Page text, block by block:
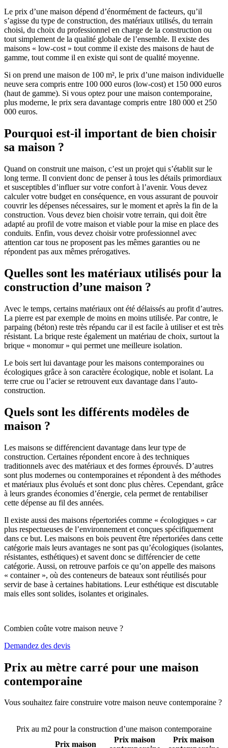
Le prix d’une maison dépend d’énormément de facteurs, qu’il
s’agisse du type de construction, des matériaux utilisés, du terrain
choisi, du choix du professionnel en charge de la construction ou
tout simplement de la qualité globale de l’ensemble. Il existe des
maisons « low-cost » tout comme il existe des maisons de haut de
gamme, tout comme il en existe qui sont de qualité moyenne.
Si on prend une maison de 100 m², le prix d’une maison individuelle
neuve sera compris entre 100 000 euros (low-cost) et 150 000 euros
(haut de gamme). Si vous optez pour une maison contemporaine,
plus moderne, le prix sera davantage compris entre 180 000 et 250
000 euros.
Pourquoi est-il important de bien choisir
sa maison ?
Quand on construit une maison, c’est un projet qui s’établit sur le
long terme. Il convient donc de penser à tous les détails primordiaux
et susceptibles d’influer sur votre confort à l’avenir. Vous devez
calculer votre budget en conséquence, en vous assurant de pouvoir
couvrir les dépenses nécessaires, sur le moment et après la fin de la
construction. Vous devez bien choisir votre terrain, qui doit être
adapté au profil de votre maison et viable pour la mise en place des
conduits. Enfin, vous devez choisir votre professionnel avec
attention car tous ne proposent pas les mêmes garanties ou ne
répondent pas aux mêmes prérogatives.
Quelles sont les matériaux utilisés pour la
construction d’une maison ?
Avec le temps, certains matériaux ont été délaissés au profit d’autres.
La pierre est par exemple de moins en moins utilisée. Par contre, le
parpaing (béton) reste très répandu car il est facile à utiliser et est très
résistant. La brique reste également un matériau de choix, surtout la
brique « monomur » qui permet une meilleure isolation.
Le bois sert lui davantage pour les maisons contemporaines ou
écologiques grâce à son caractère écologique, noble et isolant. La
terre crue ou l’acier se retrouvent eux davantage dans l’auto-
construction.
Quels sont les différents modèles de
maison ?
Les maisons se différencient davantage dans leur type de
construction. Certaines répondent encore à des techniques
traditionnels avec des matériaux et des formes éprouvés. D’autres
sont plus modernes ou contemporaines et répondent à des méthodes
et matériaux plus évolués et sont donc plus chères. Cependant, grâce
à leurs grandes économies d’énergie, cela permet de rentabiliser
cette dépense au fil des années.
Il existe aussi des maisons répertoriées comme « écologiques » car
plus respectueuses de l’environnement et conçues spécifiquement
dans ce but. Les maisons en bois peuvent être répertoriées dans cette
catégorie mais leurs avantages ne sont pas qu’écologiques (isolantes,
résistantes, esthétiques) et savent donc se différencier de cette
catégorie. Aussi, on retrouve parfois ce qu’on appelle des maisons
« container », où des conteneurs de bateaux sont réutilisés pour
servir de base à certaines habitations. Leur esthétique est discutable
mais elles sont solides, isolantes et originales.
Combien coûte votre maison neuve ?
Demandez des devis
Prix au mètre carré pour une maison
contemporaine
Vous souhaitez faire construire votre maison neuve contemporaine ?
Prix au m2 pour la construction d’une maison contemporaine
Prix maison
Prix maison
Prix maison